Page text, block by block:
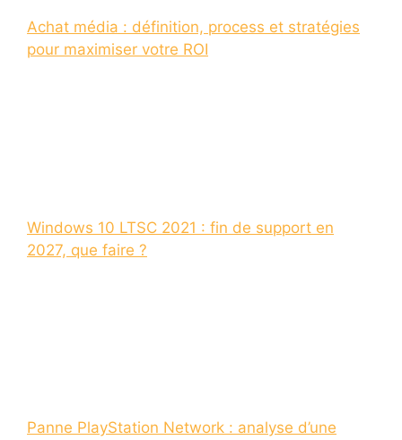
Achat média : définition, process et stratégies
pour maximiser votre ROI
Windows 10 LTSC 2021 : fin de support en
2027, que faire ?
Panne PlayStation Network : analyse d’une